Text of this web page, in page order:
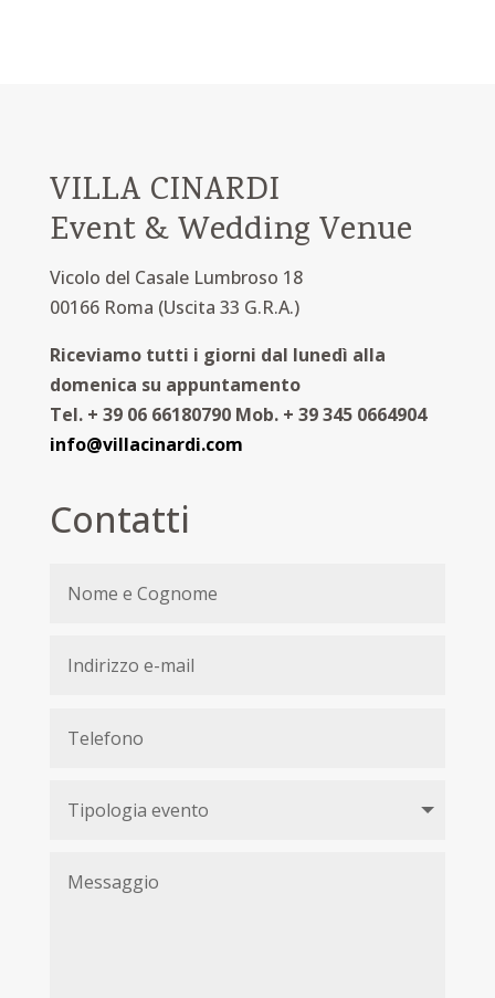
VILLA CINARDI
Event & Wedding Venue
Vicolo del Casale Lumbroso 18
00166 Roma (Uscita 33 G.R.A.)
Riceviamo tutti i giorni dal lunedì alla
domenica su appuntamento
Tel. + 39 06 66180790 Mob. + 39 345 0664904
info@villacinardi.com
Contatti